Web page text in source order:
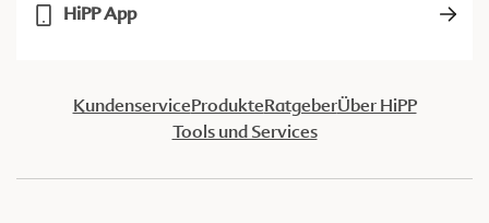
HiPP App
KundenserviceProdukteRatgeberÜber HiPP
Tools und Services